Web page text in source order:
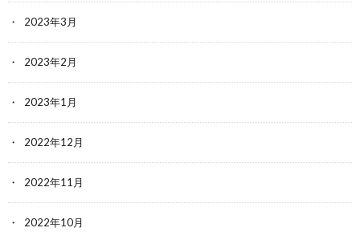
2023年3月
2023年2月
2023年1月
2022年12月
2022年11月
2022年10月